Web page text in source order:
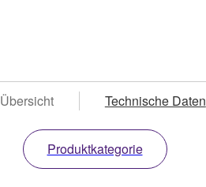
Übersicht Technische Daten
Produktkategorie